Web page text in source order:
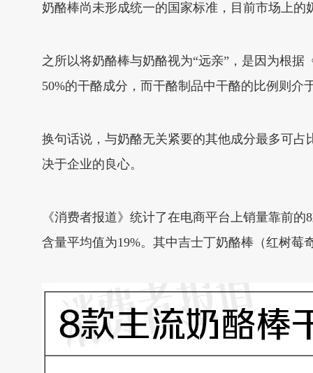
奶酪棒尚未形成统一的国家标准，目前市场上
之所以将奶酪棒与奶酪视为“远亲”，是因为根
50%的干酪成分，而干酪制品中干酪的比例则介
换句话说，与奶酪无关紧要的其他成分最多可
决于企业的良心。
《消费者报道》统计了在电商平台上销量靠前
含量平均值为19%。其中吉士丁奶酪棒（红树